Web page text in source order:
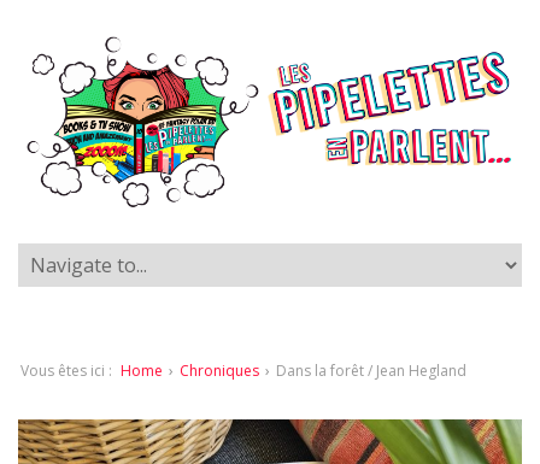
Vous êtes ici : Home › Chroniques › Dans la forêt / Jean Hegland